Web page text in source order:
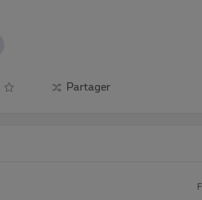
Partager